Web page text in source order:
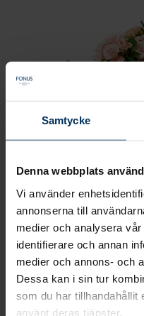
Samtycke
Denna webbplats
Vi använder
annonserna till
medier och analysera
identifierare och annan
medier och annons- och
Dessa kan i sin tur
som du har
använt deras tjänster.
Dekoration -
En mindre
vackra rosa rosor